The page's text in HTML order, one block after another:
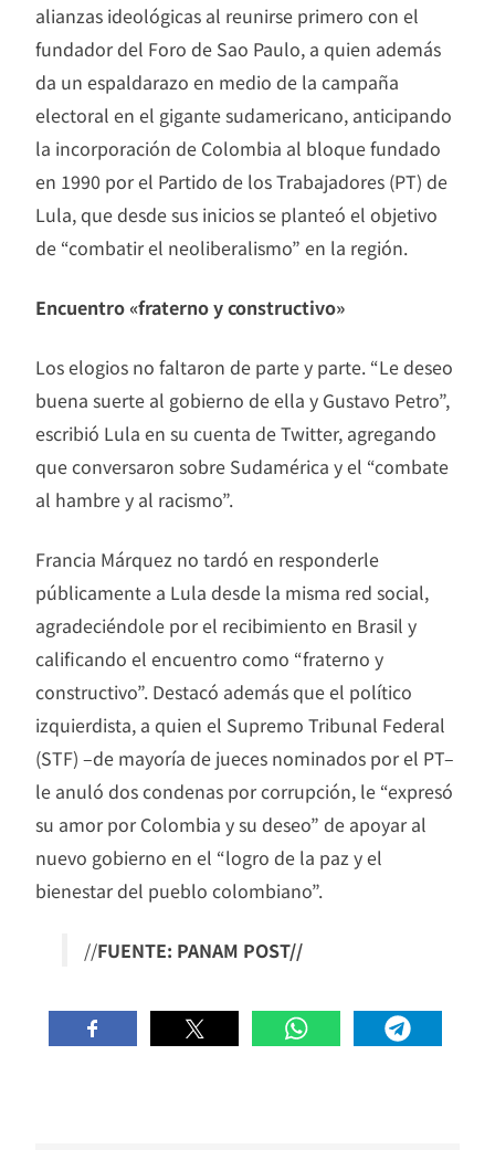
alianzas ideológicas al reunirse primero con el
fundador del Foro de Sao Paulo, a quien además
da un espaldarazo en medio de la campaña
electoral en el gigante sudamericano, anticipando
la incorporación de Colombia al bloque fundado
en 1990 por el Partido de los Trabajadores (PT) de
Lula, que desde sus inicios se planteó el objetivo
de “combatir el neoliberalismo” en la región.
Encuentro «fraterno y constructivo»
Los elogios no faltaron de parte y parte. “Le deseo
buena suerte al gobierno de ella y Gustavo Petro”,
escribió Lula en su cuenta de Twitter, agregando
que conversaron sobre Sudamérica y el “combate
al hambre y al racismo”.
Francia Márquez no tardó en responderle
públicamente a Lula desde la misma red social,
agradeciéndole por el recibimiento en Brasil y
calificando el encuentro como “fraterno y
constructivo”. Destacó además que el político
izquierdista, a quien el Supremo Tribunal Federal
(STF) –de mayoría de jueces nominados por el PT–
le anuló dos condenas por corrupción, le “expresó
su amor por Colombia y su deseo” de apoyar al
nuevo gobierno en el “logro de la paz y el
bienestar del pueblo colombiano”.
//FUENTE: PANAM POST//